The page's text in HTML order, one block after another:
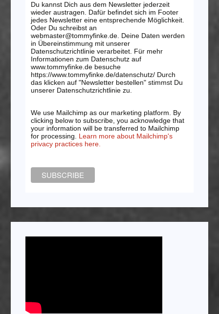
Du kannst Dich aus dem Newsletter jederzeit
wieder austragen. Dafür befindet sich im Footer
jedes Newsletter eine entsprechende Möglichkeit.
Oder Du schreibst an
webmaster@tommyfinke.de. Deine Daten werden
in Übereinstimmung mit unserer
Datenschutzrichtlinie verarbeitet. Für mehr
Informationen zum Datenschutz auf
www.tommyfinke.de besuche
https://www.tommyfinke.de/datenschutz/ Durch
das klicken auf "Newsletter bestellen" stimmst Du
unserer Datenschutzrichtlinie zu.
We use Mailchimp as our marketing platform. By
clicking below to subscribe, you acknowledge that
your information will be transferred to Mailchimp
for processing. Learn more about Mailchimp's
privacy practices here.